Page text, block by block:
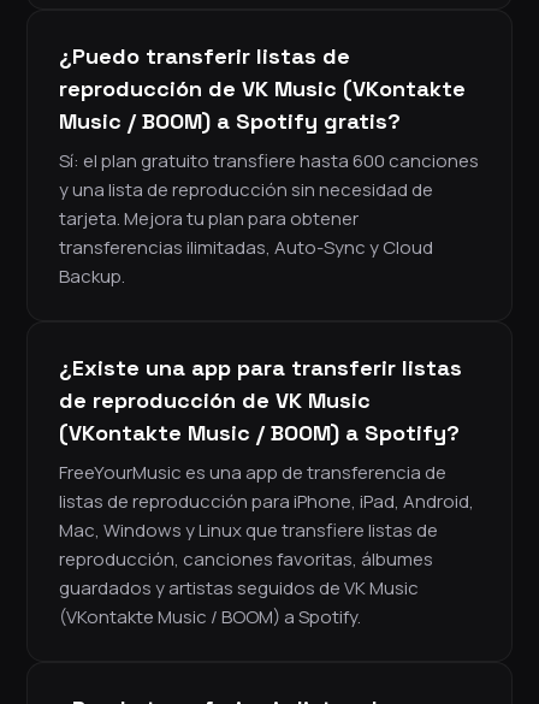
¿Puedo transferir listas de
reproducción de VK Music (VKontakte
Music / BOOM) a Spotify gratis?
Sí: el plan gratuito transfiere hasta 600 canciones
y una lista de reproducción sin necesidad de
tarjeta. Mejora tu plan para obtener
transferencias ilimitadas, Auto-Sync y Cloud
Backup.
¿Existe una app para transferir listas
de reproducción de VK Music
(VKontakte Music / BOOM) a Spotify?
FreeYourMusic es una app de transferencia de
listas de reproducción para iPhone, iPad, Android,
Mac, Windows y Linux que transfiere listas de
reproducción, canciones favoritas, álbumes
guardados y artistas seguidos de VK Music
(VKontakte Music / BOOM) a Spotify.